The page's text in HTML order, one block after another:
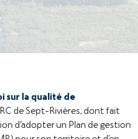
sur la qualité de
de Sept-Rivières, dont fait
d’adopter un Plan de gestion